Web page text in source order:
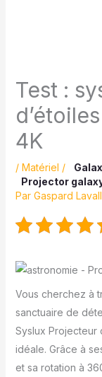
Test :
4K
/ Matériel /
Projector
Par Gaspard
Vous cherchez à
sanctuaire de
Syslux Projecteur
idéale. Grâce à
et sa rotation à